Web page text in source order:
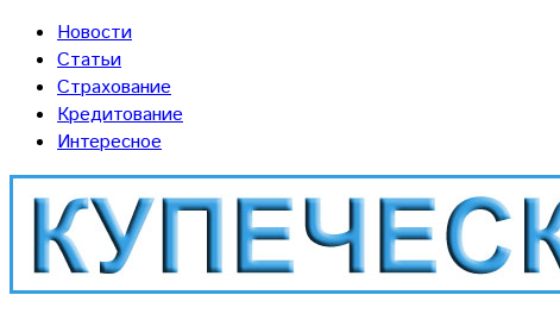
Новости
Статьи
Страхование
Кредитование
Интересное